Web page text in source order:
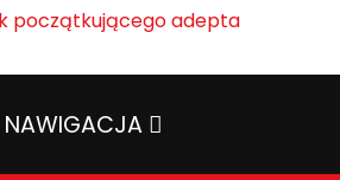
NAWIGACJA